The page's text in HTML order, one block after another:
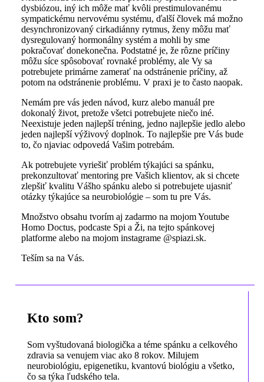
dysbiózou, iný ich môže mať kvôli prestimulovanému
sympatickému nervovému systému, ďalší človek má možno
desynchronizovaný cirkadiánny rytmus, ženy môžu mať
dysregulovaný hormonálny systém a mohli by sme
pokračovať donekonečna. Podstatné je, že rôzne príčiny
môžu síce spôsobovať rovnaké problémy, ale Vy sa
potrebujete primárne zamerať na odstránenie príčiny, až
potom na odstránenie problému. V praxi je to často naopak.
Nemám pre vás jeden návod, kurz alebo manuál pre
dokonalý život, pretože všetci potrebujete niečo iné.
Neexistuje jeden najlepší tréning, jedno najlepšie jedlo alebo
jeden najlepší výživový doplnok. To najlepšie pre Vás bude
to, čo njaviac odpovedá Vašim potrebám.
Ak potrebujete vyriešiť problém týkajúci sa spánku,
prekonzultovať mentoring pre Vašich klientov, ak si chcete
zlepšiť kvalitu Vášho spánku alebo si potrebujete ujasniť
otázky týkajúce sa neurobiológie – som tu pre Vás.
Množstvo obsahu tvorím aj zadarmo na mojom Youtube
Homo Doctus, podcaste Spi a Ži, na tejto spánkovej
platforme alebo na mojom instagrame @spiazi.sk.
Teším sa na Vás.
Kto som?
Som vyštudovaná biologička a téme spánku a celkového
zdravia sa venujem viac ako 8 rokov. Milujem
neurobiológiu, epigenetiku, kvantovú biológiu a všetko,
čo sa týka ľudského tela.